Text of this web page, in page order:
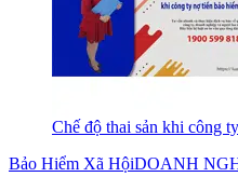
Chế độ thai sản khi công
Bảo Hiểm Xã HộiDOANH